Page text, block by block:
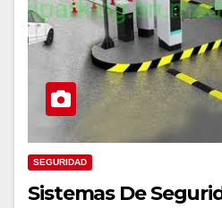
SEGURIDAD
Sistemas De